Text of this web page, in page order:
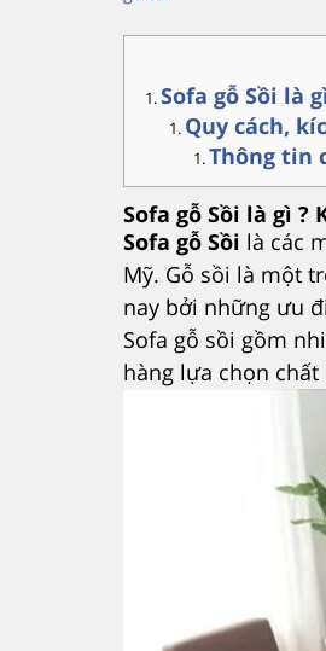
Sofa gỗ Sồi là
Quy cách,
Thông tin
Sofa gỗ Sồi là gì ?
Sofa gỗ Sồi là các
Mỹ. Gỗ sồi là một
nay bởi những ưu
Sofa gỗ sồi gồm
hàng lựa chọn